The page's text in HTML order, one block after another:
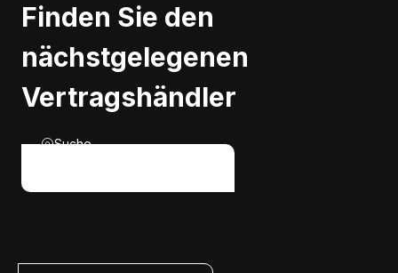
Finden Sie den
nächstgelegenen
Vertragshändler
Suche